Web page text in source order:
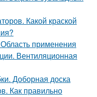
Какой краской
применения
Вентиляционная
Доборная доска
Как правильно